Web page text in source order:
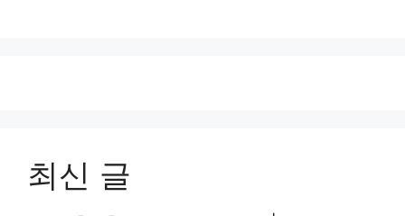
최신 글